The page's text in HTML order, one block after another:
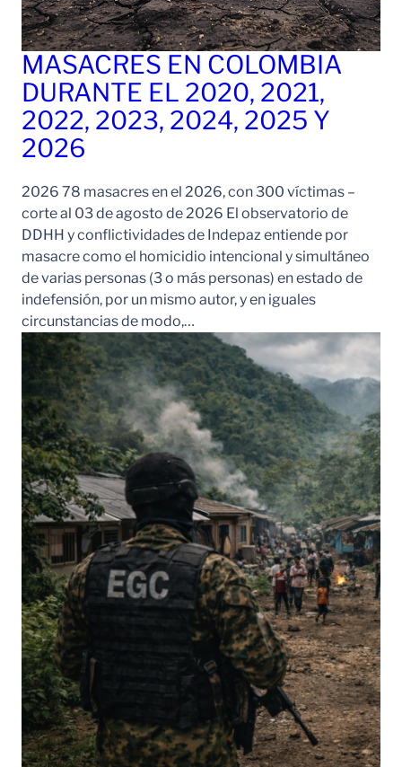
MASACRES EN COLOMBIA
DURANTE EL 2020, 2021,
2022, 2023, 2024, 2025 Y
2026
2026 78 masacres en el 2026, con 300 víctimas –
corte al 03 de agosto de 2026 El observatorio de
DDHH y conflictividades de Indepaz entiende por
masacre como el homicidio intencional y simultáneo
de varias personas (3 o más personas) en estado de
indefensión, por un mismo autor, y en iguales
circunstancias de modo,…